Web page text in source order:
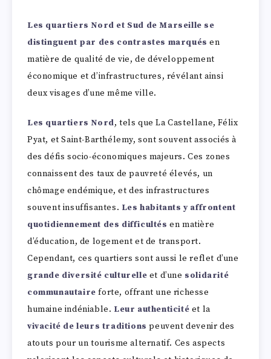
Les quartiers Nord et Sud de Marseille se
distinguent par des contrastes marqués en
matière de qualité de vie, de développement
économique et d’infrastructures, révélant ainsi
deux visages d’une même ville.
Les quartiers Nord, tels que La Castellane, Félix
Pyat, et Saint-Barthélemy, sont souvent associés à
des défis socio-économiques majeurs. Ces zones
connaissent des taux de pauvreté élevés, un
chômage endémique, et des infrastructures
souvent insuffisantes. Les habitants y affrontent
quotidiennement des difficultés en matière
d’éducation, de logement et de transport.
Cependant, ces quartiers sont aussi le reflet d’une
grande diversité culturelle et d’une solidarité
communautaire forte, offrant une richesse
humaine indéniable. Leur authenticité et la
vivacité de leurs traditions peuvent devenir des
atouts pour un tourisme alternatif. Ces aspects